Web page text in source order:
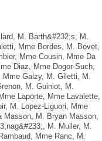
M. Barth&#232;s, M.
Mme Bordes, M. Bovet,
Mme Cousin, Mme Da
Diaz, Mme Dogor-Such,
Mme Galzy, M. Giletti, M.
M. Guiniot, M.
Laporte, Mme Lavalette,
M. Lopez-Liguori, Mme
Masson, M. Bryan Masson,
M. Muller, M.
Mme Ranc, M.